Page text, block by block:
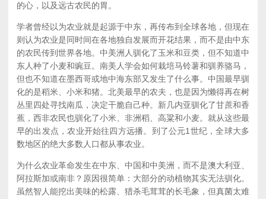
的心，以及远古农民的胃。
学者曾经以为农业就是起源于中东，再传布到全球各地，但现在
则认为农业是同时间在各地独自发展而开花结果，而不是由中东
的农民传到世界各地。中美洲人驯化了玉米和豆类，但不知道中
东人种了小麦和豌豆。南美人学会如何栽培马铃薯和驯养骆马，
但也不知道在墨西哥或地中海东部又发生了什么事。中国最早驯
化的是稻米、小米和猪。北美最早的农夫，也是因为懒得再在树
丛里四处寻找南瓜，决定干脆自己种。新几内亚驯化了甘蔗和香
蕉，西非农民也驯化了小米、非洲稻、高粱和小麦。就从这些最
早的出发点，农业开始往四方远播。到了公元1世纪，全球大多
数地区的绝大多数人口都从事农业。
为什么农业革命发生在中东、中国和中美洲，而不是澳大利亚、
阿拉斯加或南非？原因很简单：大部分的动植物其实无法驯化。
虽然智人能挖出美味的松露、猎杀毛茸茸的长毛象，但真菌太难